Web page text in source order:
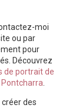
moi
ou par
pour
Découvrez
de portrait de
des